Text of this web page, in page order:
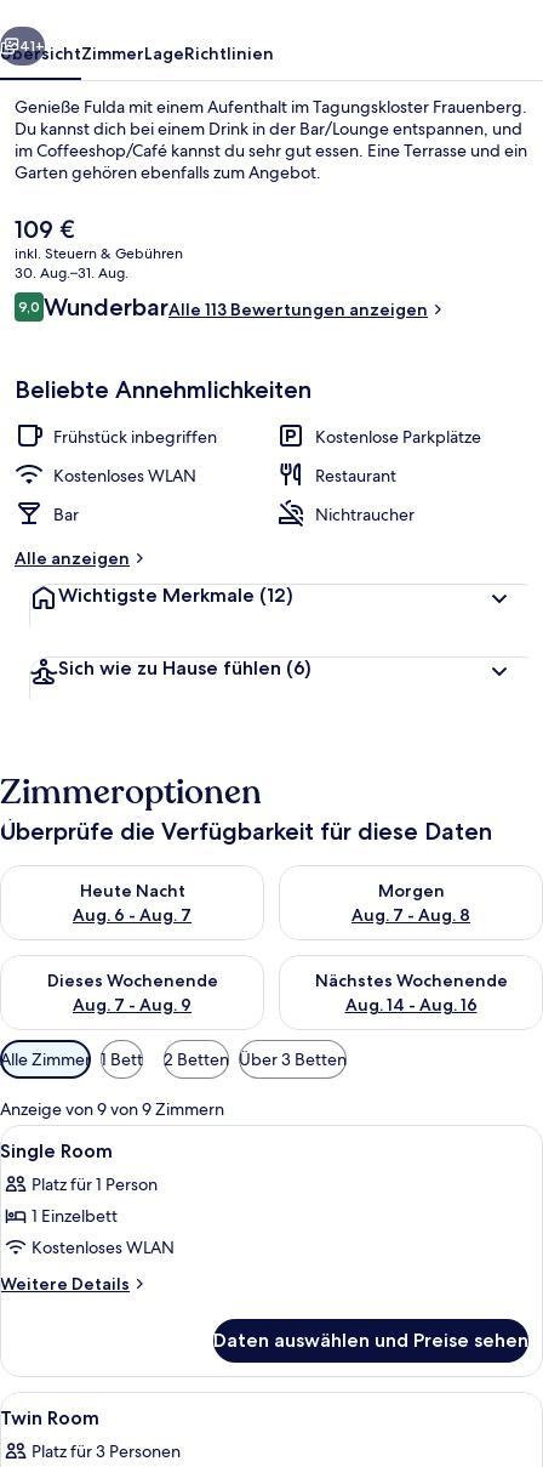
Außenbereich
Weiter
41+
ÜbersichtZimmerLageRichtlinien
Genieße Fulda mit einem Aufenthalt im Tagungskloster Frauenberg.
Du kannst dich bei einem Drink in der Bar/Lounge entspannen, und
im Coffeeshop/Café kannst du sehr gut essen. Eine Terrasse und ein
Garten gehören ebenfalls zum Angebot.
Der
aktuelle
Preis
beträgt
109 €.
109 €
inkl. Steuern & Gebühren
30. Aug.–31. Aug.
Bewertungen
9,09,0 von 10.
WunderbarAlle 113 Bewertungen anzeigen
Beliebte Annehmlichkeiten
Frühstück inbegriffen
Kostenlose Parkplätze
Kostenloses WLAN
Restaurant
Bar
Nichtraucher
Alle anzeigen
Wichtigste Merkmale (12)
Sich wie zu Hause fühlen (6)
Zimmeroptionen
Überprüfe die Verfügbarkeit für diese Daten
Heute Nacht
Aug. 6 - Aug. 7
Überprüfe die Verfügbarkeit für heute Nacht, Aug. 6 - Aug. 7.
Morgen
Aug. 7 - Aug. 8
Überprüfe die Verfügbarkeit
Dieses Wochenende
Aug. 7 - Aug. 9
Überprüfe die Verfügbarkeit für dieses Wochenende, Aug. 7
Nächstes Wochenende
Aug. 14 - Aug. 16
Überprüfe die Verfügbarkeit
Verfügbare
Filter
für
Zimmer
Alle Zimmer 1 Bett 2 Betten Über 3 Betten
Anzeige von 9 von 9 Zimmern
Alle
Fotos
für
Single
Room
anzeigen
Ein Zimmer mit einem Bett, einem
3
Single Room
Platz für 1 Person
1 Einzelbett
Kostenloses WLAN
Weitere Details
Weitere
Room
Daten auswählen und Preise sehen
Alle
Fotos
für
Ein Schlafzimmer mit einem Bett,
3
Twin Room
Platz für 3 Personen